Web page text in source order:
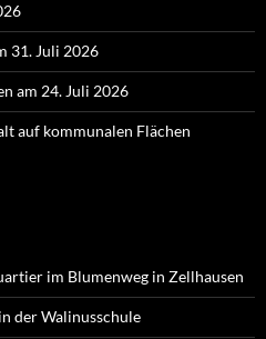
31. Juli 2026
am 24. Juli 2026
auf kommunalen Flächen
im Blumenweg in Zellhausen
der Walinusschule